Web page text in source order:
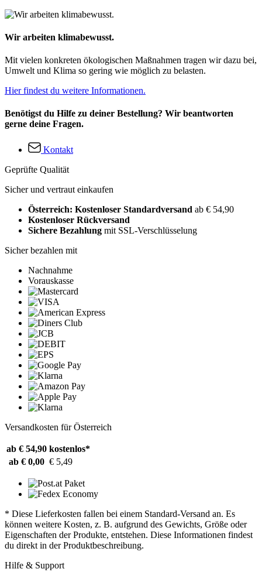
Wir arbeiten klimabewusst.
Mit vielen konkreten ökologischen Maßnahmen tragen wir dazu bei,
Umwelt und Klima so gering wie möglich zu belasten.
Hier findest du weitere Informationen.
Benötigst du Hilfe zu deiner Bestellung? Wir beantworten
gerne deine Fragen.
Kontakt
Geprüfte Qualität
Sicher und vertraut einkaufen
Österreich: Kostenloser Standardversand ab € 54,90
Kostenloser Rückversand
Sichere Bezahlung mit SSL-Verschlüsselung
Sicher bezahlen mit
Nachnahme
Vorauskasse
Versandkosten für Österreich
ab € 54,90 kostenlos*
ab € 0,00 € 5,49
* Diese Lieferkosten fallen bei einem Standard-Versand an. Es
können weitere Kosten, z. B. aufgrund des Gewichts, Größe oder
Eigenschaften der Produkte, entstehen. Diese Informationen findest
du direkt in der Produktbeschreibung.
Hilfe & Support